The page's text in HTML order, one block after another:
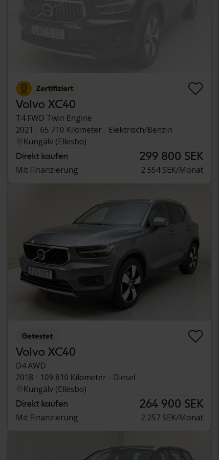
Zertifiziert
Volvo XC40
T4 FWD Twin Engine
2021
65 710 Kilometer
Elektrisch/Benzin
Kungälv (Ellesbo)
Direkt kaufen 299 800 SEK
Mit Finanzierung 2 554 SEK/Monat
Getestet
Volvo XC40
D4 AWD
2018
109 810 Kilometer
Diesel
Kungälv (Ellesbo)
Direkt kaufen 264 900 SEK
Mit Finanzierung 2 257 SEK/Monat